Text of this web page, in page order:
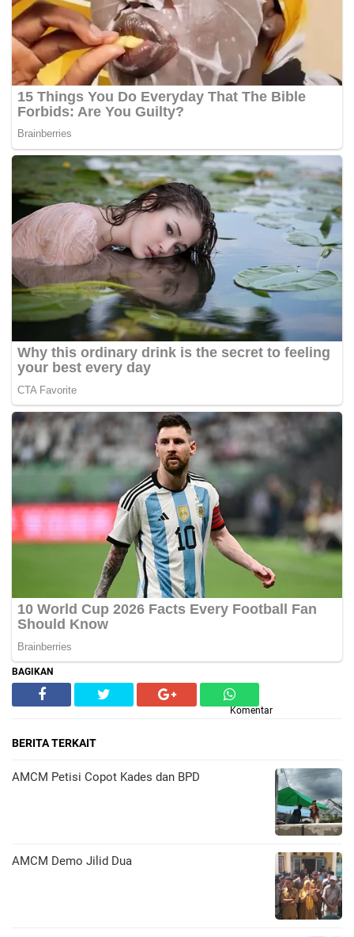
BAGIKAN
Komentar
BERITA TERKAIT
AMCM Petisi Copot Kades dan BPD
AMCM Demo Jilid Dua